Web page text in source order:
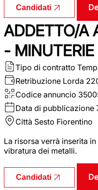
Candidati
ADDETTO/A
-
Tipo di contratto
Retribuzione Lorda
Codice annuncio
Data di pubblicazione
Città Sesto Fiorentino
La risorsa verrà inserita
vibratura dei metalli.
Candidati